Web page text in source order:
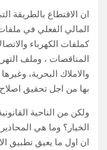
ان الاقتطاع بالطريقة
المالي الفعلي في
كملفات الكهرباء
المناقصات ، وملف
والاملاك البحرية،
بها من اجل تحقيق
ولكن من الناحية
الخيار؟ وما هي المحاذير
ان اول ما يعيق تطبيق